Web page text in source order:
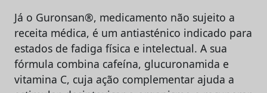
Já o Guronsan®, medicamento não sujeito a
receita médica, é um antiasténico indicado para
estados de fadiga física e intelectual. A sua
fórmula combina cafeína, glucuronamida e
vitamina C, cuja ação complementar ajuda a